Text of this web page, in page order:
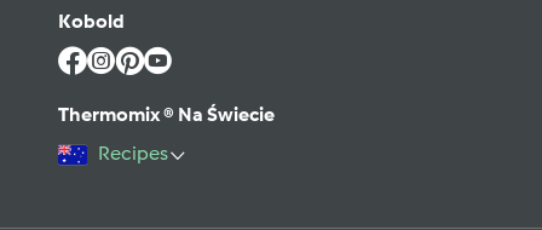
Kobold
Thermomix ® Na Świecie
Recipes